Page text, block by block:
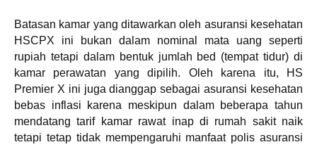
Batasan kamar yang ditawarkan oleh asuransi kesehatan
HSCPX ini bukan dalam nominal mata uang seperti
rupiah tetapi dalam bentuk jumlah bed (tempat tidur) di
kamar perawatan yang dipilih. Oleh karena itu, HS
Premier X ini juga dianggap sebagai asuransi kesehatan
bebas inflasi karena meskipun dalam beberapa tahun
mendatang tarif kamar rawat inap di rumah sakit naik
tetapi tetap tidak mempengaruhi manfaat polis asuransi